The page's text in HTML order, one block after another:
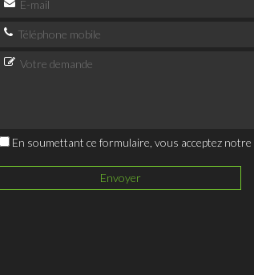
En soumettant ce formulaire, vous acceptez notre